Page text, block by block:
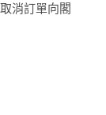
消訂單向閣